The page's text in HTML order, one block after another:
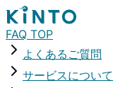
FAQ TOP
よくあるご質問
サービスについて